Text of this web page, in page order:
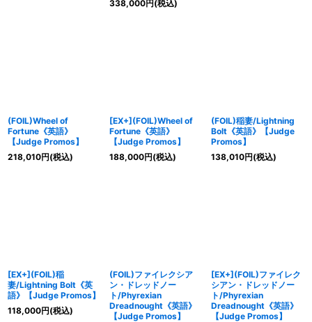
338,000円 (税込)
(FOIL)Wheel of
Fortune《英語》
【Judge Promos】
218,010円(税込)
[EX+](FOIL)Wheel of
Fortune《英語》
【Judge Promos】
188,000円(税込)
(FOIL)稲妻/Lightning
Bolt《英語》【Judge
Promos】
138,010円(税込)
[EX+](FOIL)稲
妻/Lightning Bolt《英
語》【Judge Promos】
118,000円(税込)
(FOIL)ファイレクシア
ン・ドレッドノー
ト/Phyrexian
Dreadnought《英語》
【Judge Promos】
[EX+](FOIL)ファイレク
シアン・ドレッドノー
ト/Phyrexian
Dreadnought《英語》
【Judge Promos】